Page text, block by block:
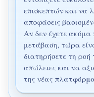
επισκεπτών και να
αποφάσεις
Αν δεν έχετε ακόμα
μετάβαση, τώρα
διατηρήσετε τη
απώλειες και να
της νέας